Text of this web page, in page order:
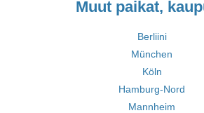
Muut paikat,
Berliini
München
Köln
Hamburg-Nord
Mannheim